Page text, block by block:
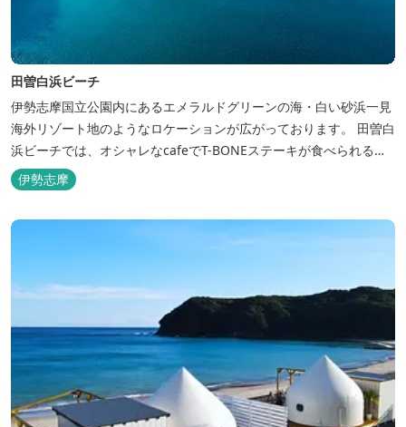
田曽白浜ビーチ
伊勢志摩国立公園内にあるエメラルドグリーンの海・白い砂浜一見
海外リゾート地のようなロケーションが広がっております。 田曽白
浜ビーチでは、オシャレなcafeでT-BONEステーキが食べられる。
又、海を見ながら黄昏るのもよし、アクティブにマリンアクティビ
ティ・スカイダイビング・ヘリコプタークルージングを体験するこ
ともできます。 是非、田曽白浜にございます施設紹介のVTRをご参
伊勢志摩